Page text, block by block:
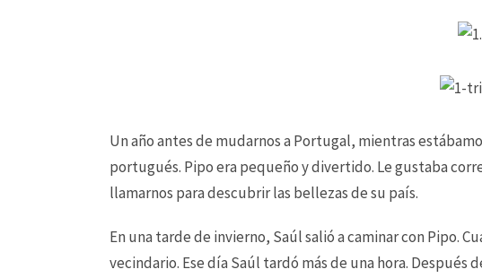
Un año antes de mudarnos a Portugal, mientras
portugués. Pipo era pequeño y divertido. Le gustaba
llamarnos para descubrir las bellezas de su país.
En una tarde de invierno, Saúl salió a caminar con Pipo.
vecindario. Ese día Saúl tardó más de una hora. Después